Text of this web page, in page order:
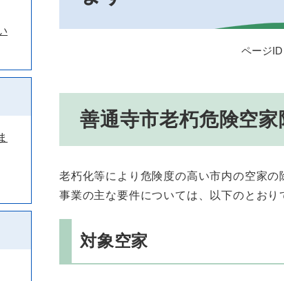
ページ
善通寺市老朽危険空
老朽化等により危険度の高い市内の空家の
事業の主な要件については、以下のとおり
対象空家